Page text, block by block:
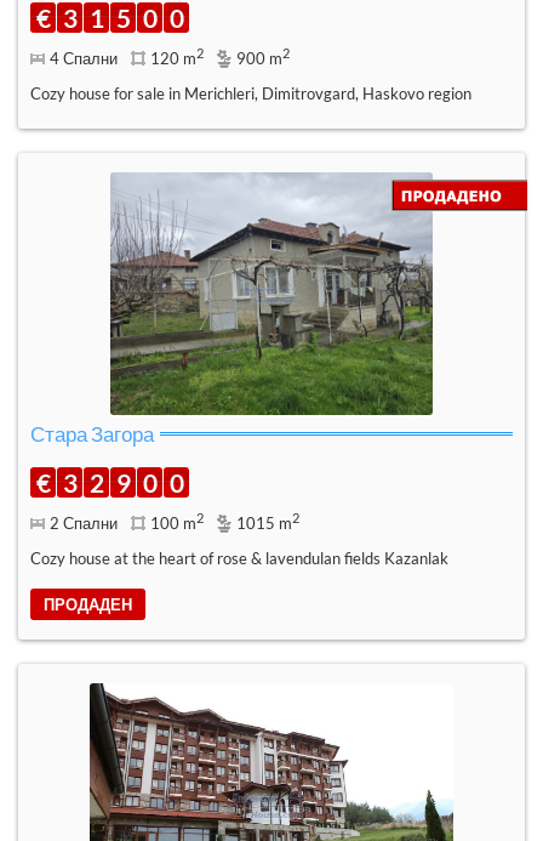
€ 3 1 5 0 0
4 Спални 120 m2 900 m2
Cozy house for sale in Merichleri, Dimitrovgard, Haskovo region
Стара Загора
€ 3 2 9 0 0
2 Спални 100 m2 1015 m2
Cozy house at the heart of rose & lavendulan fields Kazanlak
ПРОДАДЕН